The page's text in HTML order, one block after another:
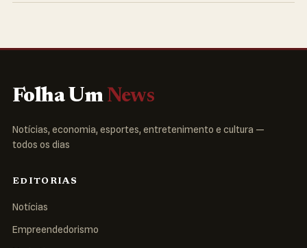
Folha Um News
Notícias, economia, esportes, entretenimento e cultura —
todos os dias
EDITORIAS
Notícias
Empreendedorismo